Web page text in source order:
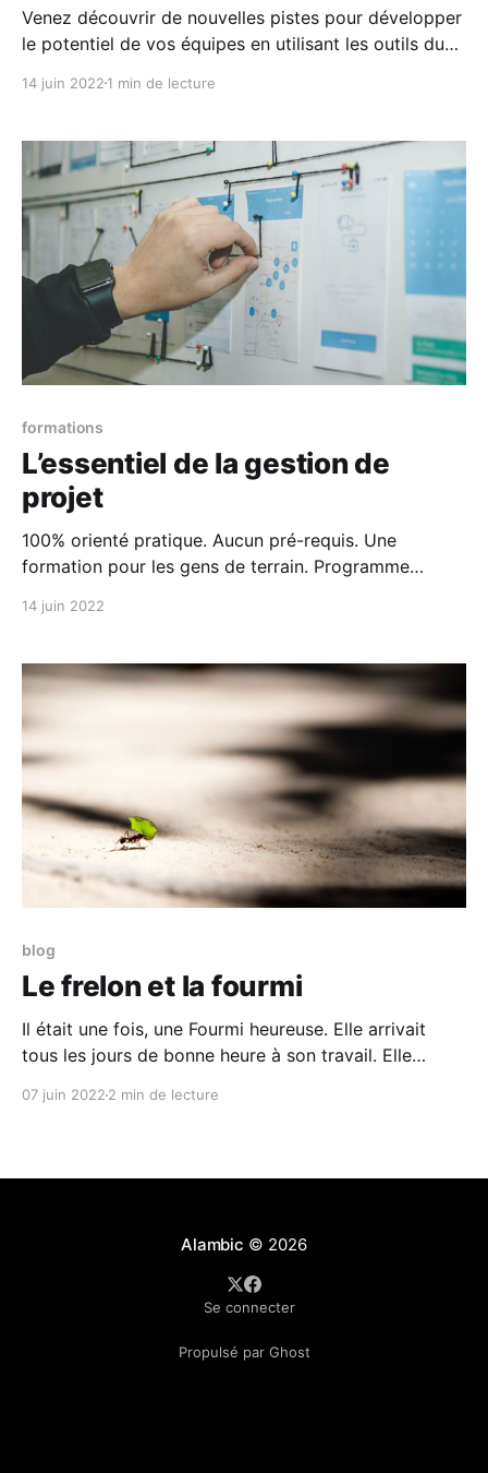
Venez découvrir de nouvelles pistes pour développer
le potentiel de vos équipes en utilisant les outils du
prêt? Prêt à penser autrement votre rôle de manager
performer vos équipes ? Alors, cet atelier pourrait
14 juin 2022 1 min de lecture
formations
L’essentiel de la gestion de
projet
100% orienté pratique. Aucun pré-requis. Une
formation pour les gens de terrain. Programme
Suivre un projet 7. Finir un
14 juin 2022
blog
Le frelon et la fourmi
Il était une fois, une Fourmi heureuse. Elle arrivait
tous les jours de bonne heure à son travail. Elle
bonne humeur. Enthousiaste, il lui arrivait même de
07 juin 2022 2 min de lecture
Alambic © 2026
Se connecter
Propulsé par Ghost